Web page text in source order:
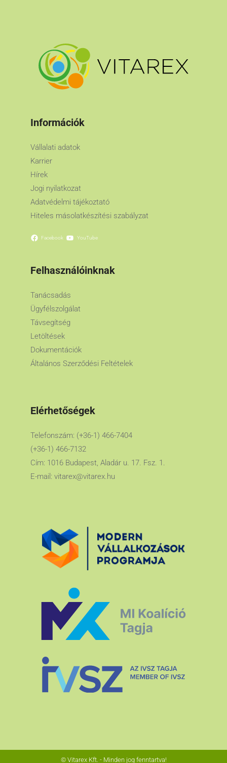
Információk
Vállalati adatok
Karrier
Hírek
Jogi nyilatkozat
Adatvédelmi tájékoztató
Hiteles másolatkészítési szabályzat
Facebook YouTube
Felhasználóinknak
Tanácsadás
Ügyfélszolgálat
Távsegítség
Letöltések
Dokumentációk
Általános Szerződési Feltételek
Elérhetőségek
Telefonszám: (+36-1) 466-7404
(+36-1) 466-7132
Cím: 1016 Budapest, Aladár u. 17. Fsz. 1.
E-mail: vitarex@vitarex.hu
© Vitarex Kft. - Minden jog fenntartva!